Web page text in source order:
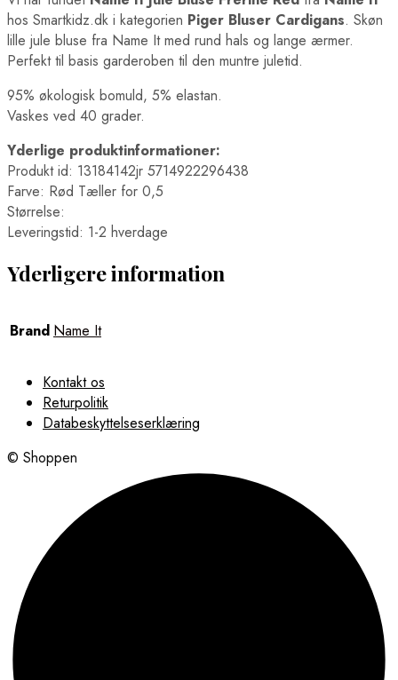
hos Smartkidz.dk i kategorien Piger Bluser Cardigans. Skøn
lille jule bluse fra Name It med rund hals og lange ærmer.
Perfekt til basis garderoben til den muntre juletid.
95% økologisk bomuld, 5% elastan.
Vaskes ved 40 grader.
Yderlige produktinformationer:
Produkt id: 13184142jr 5714922296438
Farve: Rød Tæller for 0,5
Størrelse:
Leveringstid: 1-2 hverdage
Yderligere information
Brand Name It
Kontakt os
Returpolitik
Databeskyttelseserklæring
© Shoppen